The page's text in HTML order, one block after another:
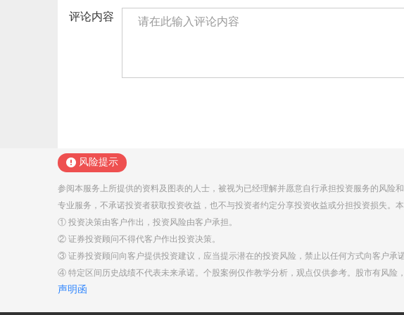
评论内容
风险提示
参阅本服务上所提供的资料及图表的人士，被视为已经理解并愿意自行承担投资服务的风
专业服务，不承诺投资者获取投资收益，也不与投资者约定分享投资收益或分担投资损失。
① 投资决策由客户作出，投资风险由客户承担。
② 证券投资顾问不得代客户作出投资决策。
③ 证券投资顾问向客户提供投资建议，应当提示潜在的投资风险，禁止以任何方式向客户承
④ 特定区间历史战绩不代表未来承诺。个股案例仅作教学分析，观点仅供参考。股市有风险，
声明函